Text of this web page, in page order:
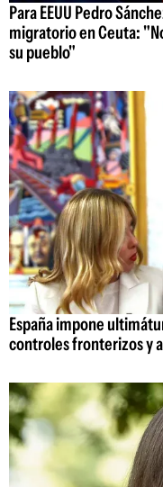
Para EEUU Pedro
migratorio en Ceuta:
su pueblo"
España impone
controles fronterizos y